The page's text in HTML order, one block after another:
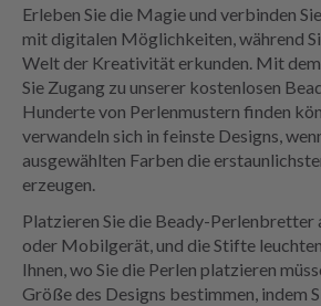
Erleben Sie die Magie und verbinden
mit digitalen Möglichkeiten, während
Welt der Kreativität erkunden. Mit
Sie Zugang zu unserer kostenlosen
Hunderte von Perlenmustern finden
verwandeln sich in feinste Designs,
ausgewählten Farben die
erzeugen.
Platzieren Sie die Beady-Perlenbretter
oder Mobilgerät, und die Stifte
Ihnen, wo Sie die Perlen platzieren
Größe des Designs bestimmen, indem